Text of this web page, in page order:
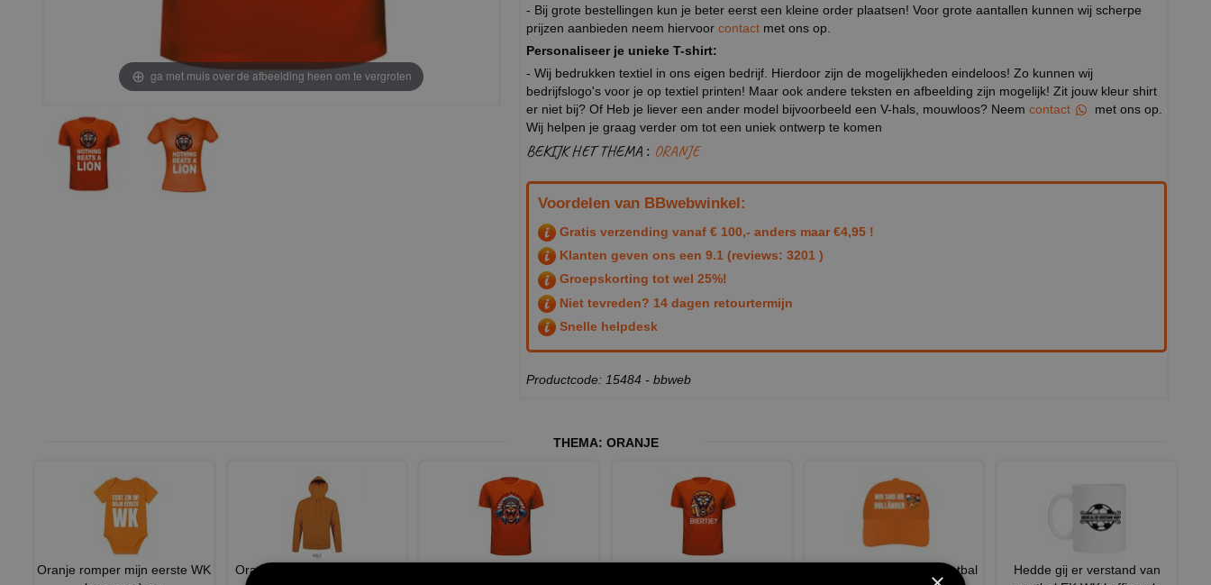
ga met muis over de afbeelding heen om te vergroten
- Bij grote bestellingen kun je beter eerst een kleine order plaatsen! Voor grote aantallen kunnen wij scherpe
prijzen aanbieden neem hiervoor contact met ons op.
Personaliseer je unieke T-shirt:
- Wij bedrukken textiel in ons eigen bedrijf. Hierdoor zijn de mogelijkheden eindeloos! Zo kunnen wij
bedrijfslogo's voor je op textiel printen! Maar ook andere teksten en afbeelding zijn mogelijk! Zit jouw kleur shirt
er niet bij? Of Heb je liever een ander model bijvoorbeeld een V-hals, mouwloos? Neem contact
met ons op.
Wij helpen je graag verder om tot een uniek ontwerp te komen
BEKIJK HET THEMA : ORANJE
Voordelen van BBwebwinkel:
Gratis verzending vanaf € 100,- anders maar €4,95 !
Klanten geven ons een 9.1 (reviews: 3201 )
Groepskorting tot wel 25%!
Niet tevreden? 14 dagen retourtermijn
Snelle helpdesk
Productcode: 15484 - bbweb
THEMA: ORANJE
Oranje romper mijn eerste WK
Oranje hooded sweater voor
Oranje petje voor WK voetbal
Hedde gij er verstand van